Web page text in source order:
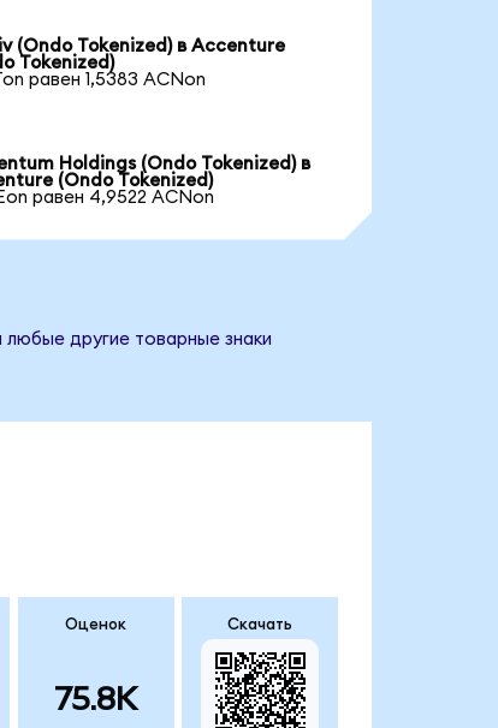
(Ondo Tokenized) в Accenture
Tokenized)
равен 1,5383 ACNon
Holdings (Ondo Tokenized) в
(Ondo Tokenized)
равен 4,9522 ACNon
другие товарные знаки
Оценок
75.8K
Скачать